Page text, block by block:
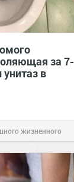
за 7-
в
жизненного